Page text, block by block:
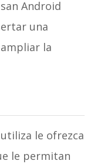
Android
una
la
le ofrezca
le permitan